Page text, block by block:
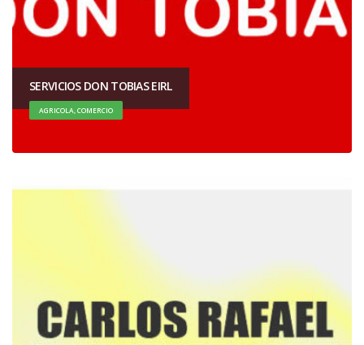
SERVICIOS DON TOBIAS EIRL
AGRICOLA, COMERCIO